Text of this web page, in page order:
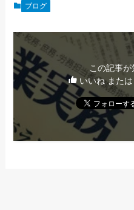
ブログ
この記事
いいね また